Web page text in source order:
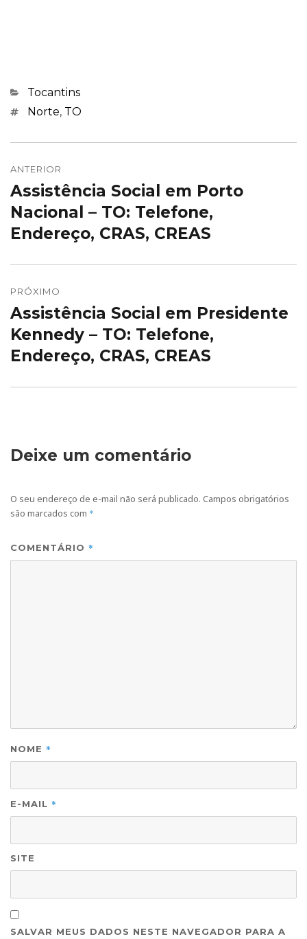
Categorias
Tocantins
Marcações
Norte, TO
de
Post
ANTERIOR
Post
anterior:
Assistência Social em Porto
Nacional – TO: Telefone,
Endereço, CRAS, CREAS
PRÓXIMO
Próximo
post:
Assistência Social em Presidente
Kennedy – TO: Telefone,
Endereço, CRAS, CREAS
Deixe um comentário
O seu endereço de e-mail não será publicado. Campos obrigatórios
são marcados com *
COMENTÁRIO *
NOME *
E-MAIL *
SITE
SALVAR MEUS DADOS NESTE NAVEGADOR PARA A